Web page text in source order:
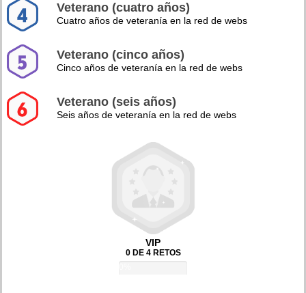
Veterano (cuatro años)
Cuatro años de veteranía en la red de webs
Veterano (cinco años)
Cinco años de veteranía en la red de webs
Veterano (seis años)
Seis años de veteranía en la red de webs
VIP
0 DE 4 RETOS